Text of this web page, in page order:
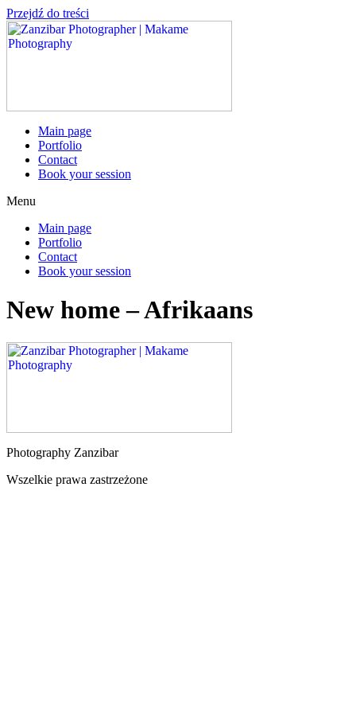
Przejdź do treści
Main page
Portfolio
Contact
Book your session
Menu
Main page
Portfolio
Contact
Book your session
New home – Afrikaans
Photography Zanzibar
Wszelkie prawa zastrzeżone